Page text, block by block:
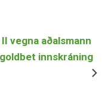
vegna aðalsmann
innskráning